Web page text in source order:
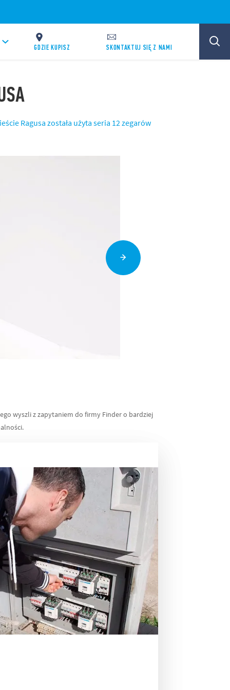
GDZIE KUPISZ SKONTAKTUJ SIĘ Z NAMI
Ragusa została użyta seria 12 zegarów
wyszli z zapytaniem do firmy Finder o bardziej